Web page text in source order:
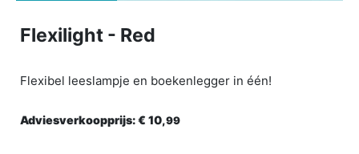
Flexilight - Red
Flexibel leeslampje en boekenlegger in één!
Adviesverkoopprijs:€ 10,99